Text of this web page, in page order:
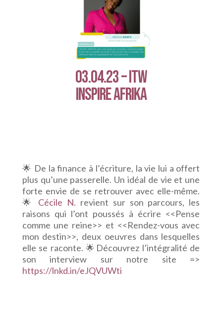
03.04.23 – ITW
Inspire afrika
🌟 De la finance à l’écriture, la vie lui a offert
plus qu’une passerelle. Un idéal de vie et une
forte envie de se retrouver avec elle-même.
🌟 Cécile N. revient sur son parcours, les
raisons qui l’ont poussés à écrire <<Pense
comme une reine>> et <<Rendez-vous avec
mon destin>>, deux oeuvres dans lesquelles
elle se raconte. 🌟 Découvrez l’intégralité de
son interview sur notre site =>
https://lnkd.in/eJQVUWti